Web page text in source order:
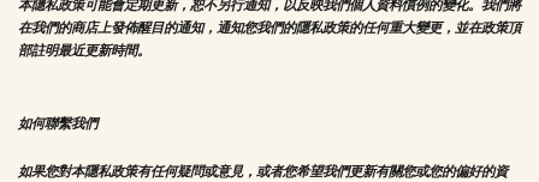
本隱私政策可能會定期更新，恕不另行通知，以反映我們個人資料慣例的變化。我們將
在我們的商店上發佈醒目的通知，通知您我們的隱私政策的任何重大變更，並在政策頂
部註明最近更新時間。
如何聯繫我們
如果您對本隱私政策有任何疑問或意見，或者您希望我們更新有關您或您的偏好的資